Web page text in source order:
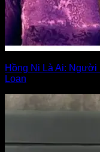
Hồng Ni Là Ai: Người
Loan